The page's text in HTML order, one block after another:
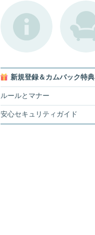
新規登録＆カムバック特典
ルールとマナー
安心セキュリティガイド